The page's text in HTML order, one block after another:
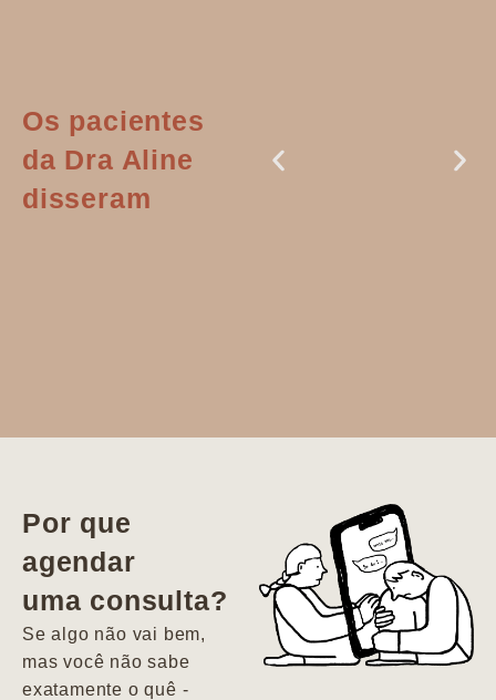
Os pacientes
da Dra Aline
disseram
vida. Ela me
encontrou num
estado misto de
depressão e
agitação com
pensamentos
Por que
agendar
uma consulta?
Se algo não vai bem,
mas você não sabe
exatamente o quê -